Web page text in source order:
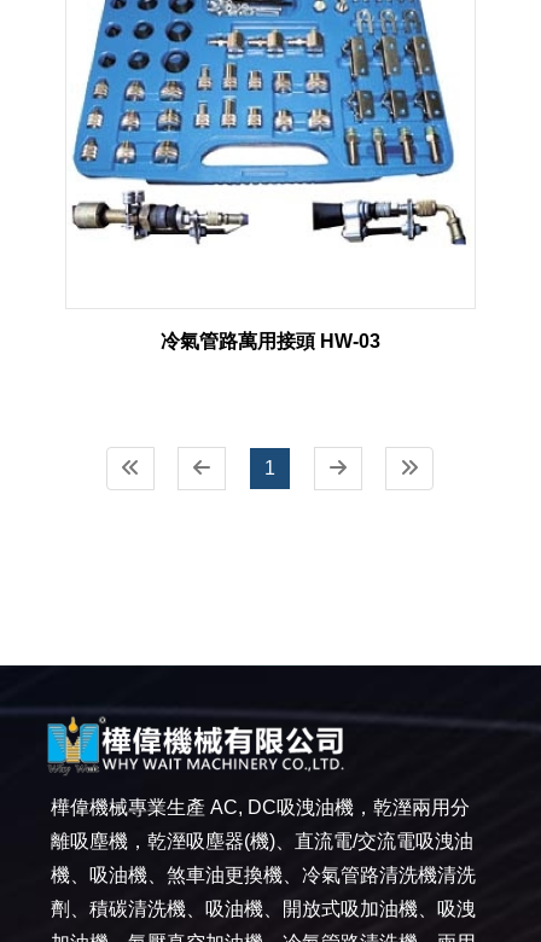
冷氣管路萬用接頭 HW-03
1
樺偉機械專業生產 AC, DC吸洩油機，乾溼兩用分
離吸塵機，乾溼吸塵器(機)、直流電/交流電吸洩油
機、吸油機、煞車油更換機、冷氣管路清洗機清洗
劑、積碳清洗機、吸油機、開放式吸加油機、吸洩